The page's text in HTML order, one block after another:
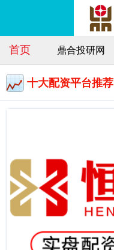
首页 鼎合投研网
十大配资平台推荐